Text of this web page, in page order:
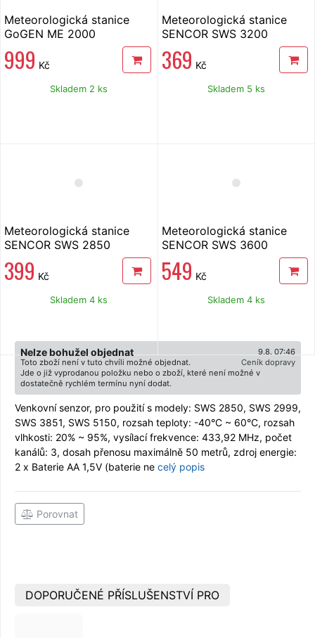
Meteorologická stanice
GoGEN ME 2000
999 Kč
Skladem 2 ks
Meteorologická stanice
SENCOR SWS 3200
369 Kč
Skladem 5 ks
Meteorologická stanice
SENCOR SWS 2850
399 Kč
Skladem 4 ks
Meteorologická stanice
SENCOR SWS 3600
549 Kč
Skladem 4 ks
9.8. 07:46
Nelze bohužel objednat
Ceník dopravy
Toto zboží není v tuto chvíli možné objednat.
Jde o již vyprodanou položku nebo o zboží, které není možné v
dostatečně rychlém termínu nyní dodat.
Venkovní senzor, pro použití s modely: SWS 2850, SWS 2999,
SWS 3851, SWS 5150, rozsah teploty: -40°C ~ 60°C, rozsah
vlhkosti: 20% ~ 95%, vysílací frekvence: 433,92 MHz, počet
kanálů: 3, dosah přenosu maximálně 50 metrů, zdroj energie:
2 x Baterie AA 1,5V (baterie ne celý popis
Porovnat
DOPORUČENÉ PŘÍSLUŠENSTVÍ PRO